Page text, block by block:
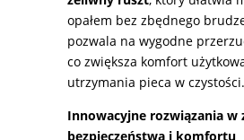
opałem bez zbędnego
pozwala na wygodne
co zwiększa komfort
utrzymania pieca w czystości.
Innowacyjne rozwiązania w
bezpieczeństwa i komfortu